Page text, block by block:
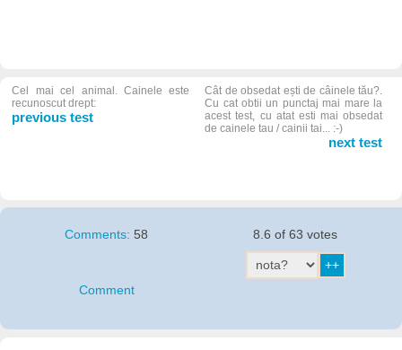
Cel mai cel animal. Cainele este
recunoscut drept:
previous test
Cât de obsedat ești de câinele tău?.
Cu cat obtii un punctaj mai mare la
acest test, cu atat esti mai obsedat
de cainele tau / cainii tai... :-)
next test
Comments:58
Comment
8.6 of 63 votes